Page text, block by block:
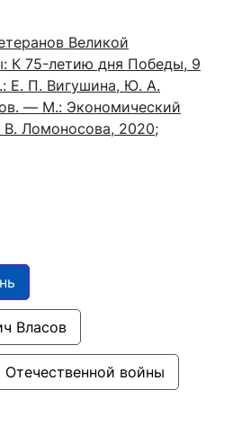
Великой
К 75-летию дня Победы, 9
Е. П. Вигушина, Ю. А.
— М.: Экономический
Ломоносова, 2020;
Власов
войны